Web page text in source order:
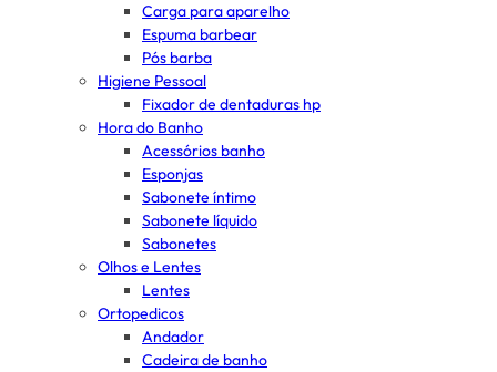
Carga para aparelho
Espuma barbear
Pós barba
Higiene Pessoal
Fixador de dentaduras hp
Hora do Banho
Acessórios banho
Esponjas
Sabonete íntimo
Sabonete líquido
Sabonetes
Olhos e Lentes
Lentes
Ortopedicos
Andador
Cadeira de banho